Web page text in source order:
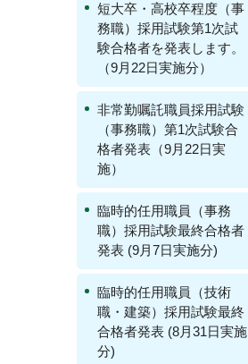
短大卒・高校卒程度（事
務職）採用試験第1次試
験合格者を発表します。
（9月22日実施分）
非常勤嘱託職員採用試験
（事務職）第1次試験合
格者発表（9月22日実
施）
臨時的任用職員（事務
職）採用試験最終合格者
発表 (9月7日実施分)
臨時的任用職員（技術
職・建築）採用試験最終
合格者発表 (8月31日実施
分)